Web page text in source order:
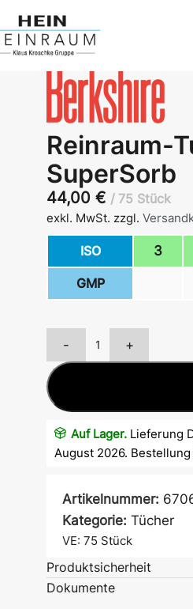
Reinraum-
SuperSorb
44,00 € 75 Stück
exkl. MwSt. zzgl.
ISO 3
GMP
- +
Auf Lager. Lieferung
August 2026.
Artikelnummer:
Kategorie: Tücher
VE: 75 Stück
Produktsicherheit
Dokumente